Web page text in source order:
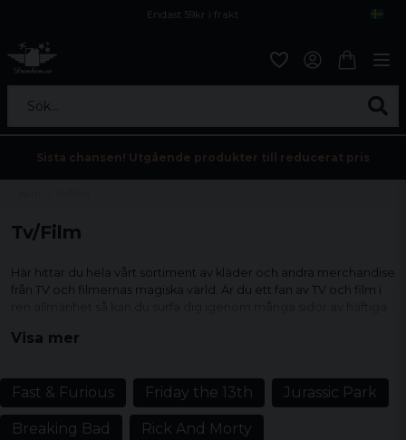
Endast 59kr i frakt
Sök...
Sista chansen! Utgående produkter till reducerat pris
Tv/Film
Här hittar du hela vårt sortiment av kläder och andra merchandise
från TV och filmernas magiska värld. Är du ett fan av TV och film i
genre. Är du ute efter någon mer specifik TV-serie eller film så
eller film som vi erbjuder merchandise ifrån.
Visa mer
Fast & Furious Friday the 13th Jurassic Park
Breaking Bad Rick And Morty